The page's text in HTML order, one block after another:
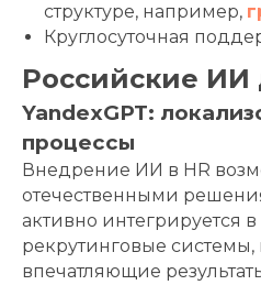
структуре, например,
Круглосуточная
Российские ИИ
YandexGPT:
процессы
Внедрение ИИ в HR
отечественными
активно интегрируется
рекрутинговые системы,
впечатляющие